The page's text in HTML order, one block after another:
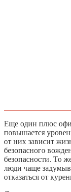
Еще один плюс
повышается
от них зависит
безопасного
безопасности. То
люди чаще
отказаться от